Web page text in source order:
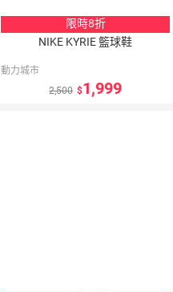
限時8折
NIKE KYRIE 籃球鞋
動力城市
2,500
1,999